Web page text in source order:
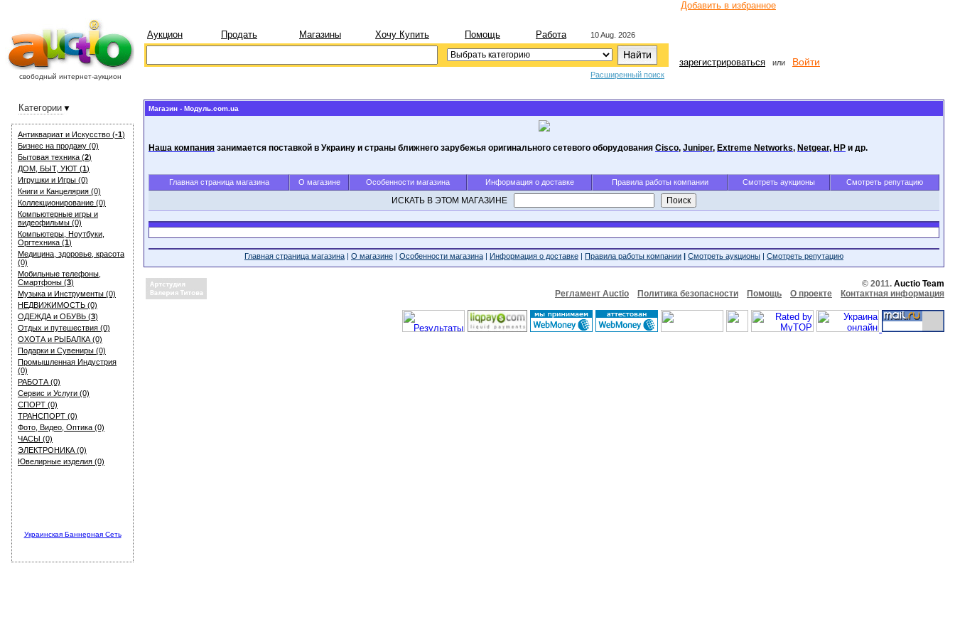
свободный интернет-аукцион
Аукцион Продать Магазины Хочу Купить Помощь Работа
Расширенный поиск
10 Aug. 2026
Добавить в избранное
зарегистрироваться или Войти
Антиквариат и Искуcство (-1)
Бизнес на продажу (0)
Бытовая техника (2)
ДОМ, БЫТ, УЮТ (1)
Игрушки и Игры (0)
Книги и Канцелярия (0)
Коллекционирование (0)
Компьютерные игры и
видеофильмы (0)
Компьютеры, Ноутбуки,
Оргтехника (1)
Медицина, здоровье, красота
(0)
Мобильные телефоны,
Смартфоны (3)
Музыка и Инструменты (0)
НЕДВИЖИМОСТЬ (0)
ОДЕЖДА и ОБУВЬ (3)
Отдых и путешествия (0)
ОХОТА и РЫБАЛКА (0)
Подарки и Сувениры (0)
Промышленная Индустрия
(0)
РАБОТА (0)
Сервис и Услуги (0)
СПОРТ (0)
ТРАНСПОРТ (0)
Фото, Видео, Оптика (0)
ЧАСЫ (0)
ЭЛЕКТРОНИКА (0)
Ювелирные изделия (0)
Украинская Баннерная Сеть
Категории Магазин - Модуль.com.ua
Наша компания занимается поставкой в Украину и страны ближнего зарубежья оригинального сетевого оборудования Cisco, Juniper, Extreme Networks, Netgear, HP и др.
Главная страница магазина О магазине Особенности магазина Информация о доставке Правила работы компании Смотреть аукционы Смотреть репутацию
ИСКАТЬ В ЭТОМ МАГАЗИНЕ
Главная страница магазина | О магазине | Особенности магазина | Информация о доставке | Правила работы компании | Смотреть аукционы | Смотреть репутацию
© 2011. Auctio Team
Регламент Auctio
Политика безопасности Помощь О проекте Контактная информация